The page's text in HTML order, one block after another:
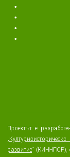
Проектът е
„
развитие“ (КИННПОР),